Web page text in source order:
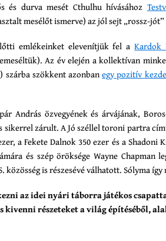
és durva mesét Cthulhu hívásához
mesélőt ismerve) az jól sejt „rossz-
emlékeinket elevenítjük fel aKardok
Az év elején a kollektívan
szökkent azonbanegy pozitív
András özvegyének és árvájának,
zárult. A Jó széllel toroni partra
a Fekete Dalnok 350 ezer és a
és szép öröksége Wayne Chapman
közösség is részesévé válhatott. Sólyma
az idei nyári táborra játékos
kivenni részeteket a világ építéséből,